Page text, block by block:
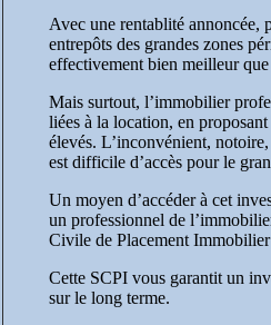
Avec une rentablité annoncée,
entrepôts des grandes zones
effectivement bien meilleur
Mais surtout, l’immobilier
liées à la location, en
élevés. L’inconvénient,
est difficile d’accès pour le
Un moyen d’accéder à cet
un professionnel de
Civile de Placement
Cette SCPI vous garantit un
sur le long terme.